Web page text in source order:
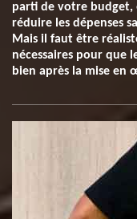
parti de votre budget,
réduire les dépenses
Mais il faut être
nécessaires pour que
bien après la mise en